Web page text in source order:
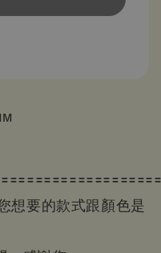
想要的款式跟顏色是